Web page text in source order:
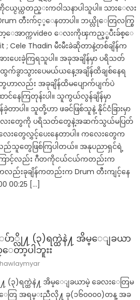
ငယ္ကတည္းကဝါသနာပါသူပါ။ သားေလး
တီးက်င့္ေနတာပါ။ ဘယ္လိုေတြလက္စြ
ေအာက္ကvideo ေလးကိုၾကည့္ၿပီးခ်စ္ေ
; Cele Thadin မီးမီးခဲဆိုတာနဲ့တစ်ချိန်က
ပေးခဲ့ကြရသူပါ။ အခုအချိန်မှာ ပရိသတ်
ာသွားပေမယ်ယနေ့အချိန်ထိချစ်နေရ
ဟာလည်း အခုချိန်ထိမပျောက်ပျက်ပဲ
ာင်နေကြတုန်းပါ။ သူကွယ်လွန်ချိန်မှာ
ပါ။ သူတို့ဟာ ဖခင်​ဖြစ်သူနဲ့ နိုင်ငံခြားမှာ
လေးတွေကို ပရိသတ်တွေနဲ့အဆက်သွယ်မပြတ်
ေးတွေလွှင့်ပေးနေတာပါ။ ကလေးတွေက
းလည်သူတွေဖြစ်ကြပါတယ်။ အနုပညာရှင်ရဲ့
ြောင့်လည်း ဂီတကိုငယ်ငယ်ကတည်းက
ကလည်းခုချိန်ကတည်းက Drum တီးကျင့်နေ
00:25 […]
ာ္လို႔ (၃)ရက္ထဲနဲ႔ အိမ္ေျခယာ
တာ့ပါဘူးး
(၃)ရက္ထဲနဲ႔ အိမ္ေျခယာမဲ့ ခေလးေတြမ
တြ အရမ္းညီလို႔ ခု(၁၆၀၀၀၀)တန္ အခ